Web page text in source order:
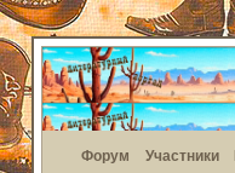
Форум Участники